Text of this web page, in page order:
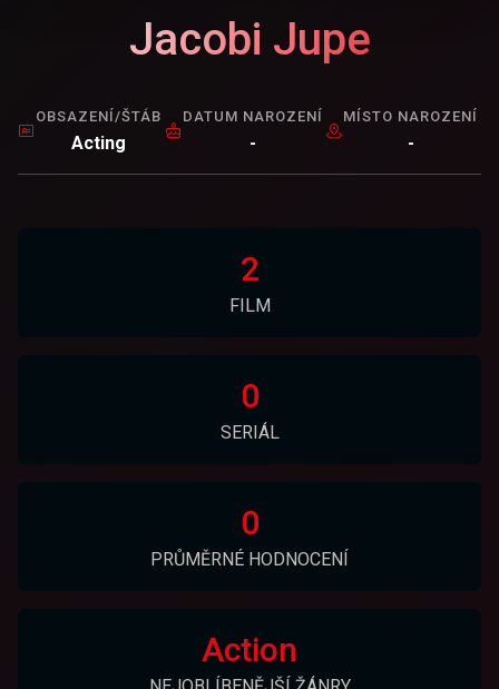
Jacobi Jupe
OBSAZENÍ/ŠTÁB
Acting
DATUM NAROZENÍ
-
MÍSTO NAROZENÍ
-
2
FILM
0
SERIÁL
0
PRŮMĚRNÉ HODNOCENÍ
Action